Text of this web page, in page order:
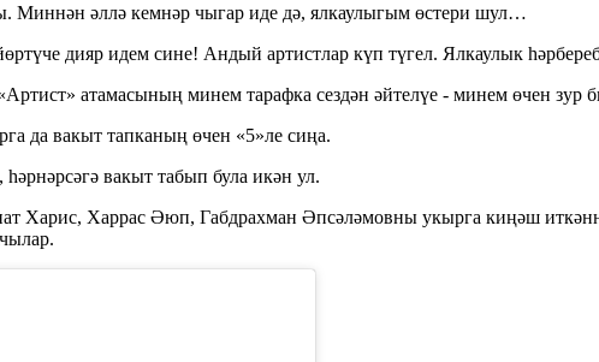
Миннән әллә кемнәр чыгар иде дә, ялкаулыгым өстери шул…
дияр идем сине! Андый артистлар күп түгел. Ялкаулык
атамасының минем тарафка сездән әйтелүе - минем өчен зур
да вакыт тапканың өчен «5»ле сиңа.
вакыт табып була икән ул.
Харис, Харрас Әюп, Габдрахман Әпсәләмовны укырга киңәш